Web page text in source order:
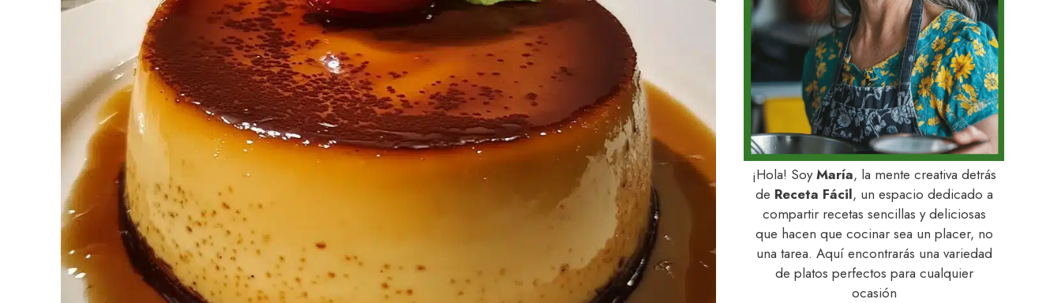
¡Hola! SoyMaría, la mente creativa detrás
de Receta Fácil, un espacio dedicado a
compartir recetas sencillas y deliciosas
que hacen que cocinar sea un placer, no
una tarea. Aquí encontrarás una variedad
de platos perfectos para cualquier
ocasión